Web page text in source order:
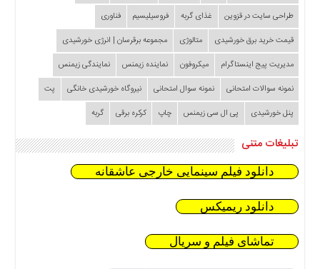
طراحی سایت در قزوین
غذای گربه فروسیلیسیم
فناوری
قیمت خرید برق خورشیدی
متالوژی
مجموعه برقرسان | انرژی خورشیدی
مدیریت پیج اینستاگرام
میکروفون نماینده زیمنس
نمایندگی زیمنس
نمونه سوالات امتحانی
نمونه سوال امتحانی نیروگاه خورشیدی خانگی
پت
پنل خورشیدی
پی ال سی زیمنس چاپ کرکره برقی گربه
تبلیغات متنی
دانلود فیلم سینمایی خارجی عاشقانه
دانلود ریمیکس
تماشای فیلم و سریال